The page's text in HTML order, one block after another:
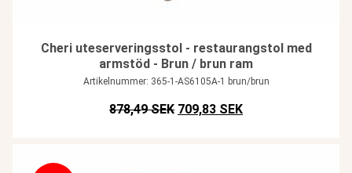
Cheri uteserveringsstol - restaurangstol med
armstöd - Brun / brun ram
Artikelnummer: 365-1-AS6105A-1 brun/brun
878,49 SEK Det ursprungliga priset var:
709,83 SEKDet nuvarande